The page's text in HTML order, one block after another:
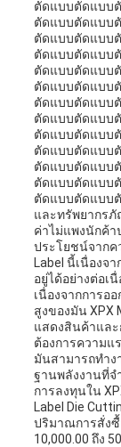
ตัดแบบตัดแบบ
ตัดแบบตัดแบบ
ตัดแบบตัดแบบ
ตัดแบบตัดแบบ
ตัดแบบตัดแบบ
ตัดแบบตัดแบบ
ตัดแบบตัดแบบ
ตัดแบบตัดแบบ
ตัดแบบตัดแบบ
ตัดแบบตัดแบบ
ตัดแบบตัดแบบ
ตัดแบบตัดแบบ
ตัดแบบตัดแบบ
และทรัพยากรภั
ค่าไม่แพงนักค้
ประโยชน์จากค
Label นี้เนื่องจ
อยู่ได้อย่างต่อเนื่
เนื่องจากการอ
สูงของมัน XPX
แสดงสินค้าและ
ต้องการความแ
มันสามารถทํา
ฐานพลังงานที่จํ
การลงทุนใน
Label Die
ปริมาณการสั่ง
10,000.00 ถึง